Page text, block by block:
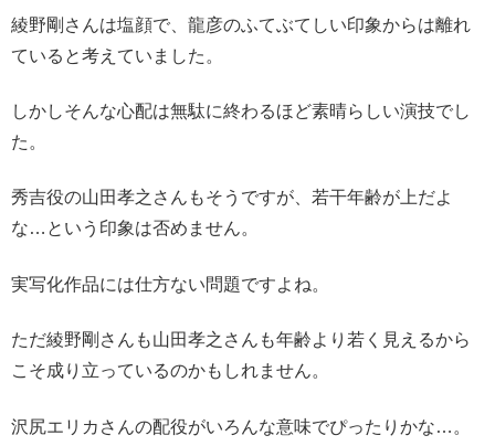
綾野剛さんは塩顔で、龍彦のふてぶてしい印象からは離れ
ていると考えていました。
しかしそんな心配は無駄に終わるほど素晴らしい演技でし
た。
秀吉役の山田孝之さんもそうですが、若干年齢が上だよ
な…という印象は否めません。
実写化作品には仕方ない問題ですよね。
ただ綾野剛さんも山田孝之さんも年齢より若く見えるから
こそ成り立っているのかもしれません。
沢尻エリカさんの配役がいろんな意味でぴったりかな…。